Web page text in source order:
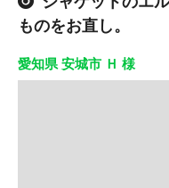
ものをお直し。
愛知県 安城市 Ｈ 様